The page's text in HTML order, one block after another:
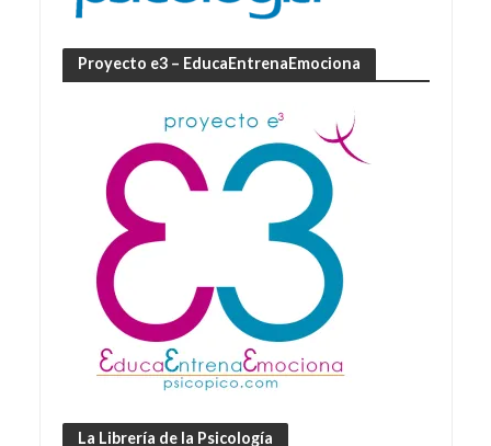
Proyecto e3 – EducaEntrenaEmociona
La Librería de la Psicología